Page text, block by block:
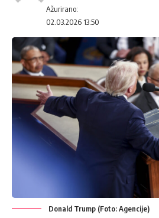
Ažurirano:
02.03.2026 13:50
Donald Trump (Foto: Agencije)